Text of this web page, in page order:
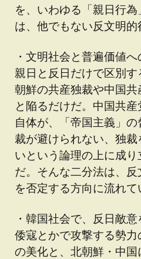
を、いわゆる「親日行
は、他でもない反文明的
・文明社会と普遍価値
親日と反日だけで区別
朝鮮の共産独裁や中国
と陥るだけだ。中国共
自体が、「帝国主義」
裁が避けられない、独
いという論理の上に成
だ。そんな二分法は、
を否定する方向に流れて
・韓国社会で、反日敵
倭寇とかで攻撃する勢
の美化と、北朝鮮・中